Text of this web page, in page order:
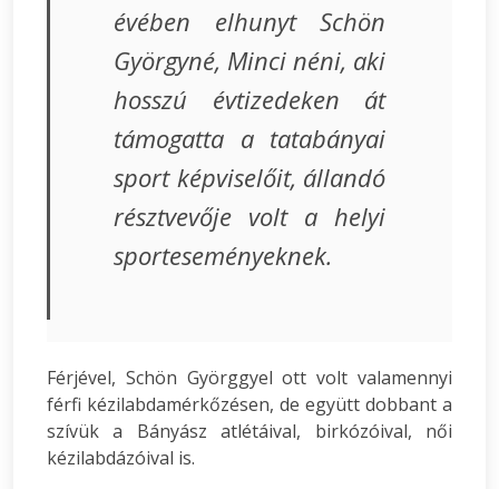
évében elhunyt Schön
Györgyné, Minci néni, aki
hosszú évtizedeken át
támogatta a tatabányai
sport képviselőit, állandó
résztvevője volt a helyi
sporteseményeknek.
Férjével, Schön Györggyel ott volt valamennyi
férfi kézilabdamérkőzésen, de együtt dobbant a
szívük a Bányász atlétáival, birkózóival, női
kézilabdázóival is.